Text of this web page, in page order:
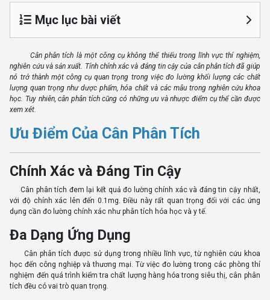
Mục lục bài viết
Cân phân tích là một công cụ không thể thiếu trong lĩnh vực thí nghiệm,
nghiên cứu và sản xuất. Tính chính xác và đáng tin cậy của cân phân tích đã giúp
nó trở thành một công cụ quan trọng trong việc đo lường khối lượng các chất
lượng quan trọng như dược phẩm, hóa chất và các mẫu trong nghiên cứu khoa
học. Tuy nhiên, cân phân tích cũng có những ưu và nhược điểm cụ thể cần được
xem xét.
Ưu Điểm Của Cân Phân Tích
Chính Xác và Đáng Tin Cậy
Cân phân tích đem lại kết quả đo lường chính xác và đáng tin cậy nhất,
với độ chính xác lên đến 0.1mg. Điều này rất quan trọng đối với các ứng
dụng cần đo lường chính xác như phân tích hóa học và y tế.
Đa Dạng Ứng Dụng
Cân phân tích được sử dụng trong nhiều lĩnh vực, từ nghiên cứu khoa
học đến công nghiệp và thương mại. Từ việc đo lường trong các phòng thí
nghiệm đến quá trình kiểm tra chất lượng hàng hóa trong siêu thị, cân phân
tích đều có vai trò quan trọng.